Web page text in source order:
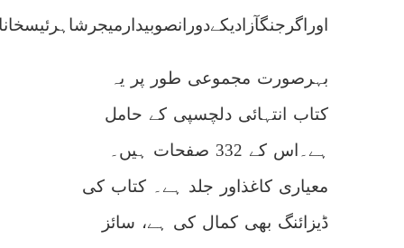
بہرصورت مجموعی طور پر یہ
کتاب انتہائی دلچسپی کے حامل
ہے۔اس کے 332 صفحات ہیں۔
معیاری کاغذاور جلد ہے۔ کتاب کی
ڈیزائنگ بھی کمال کی ہے، سائز